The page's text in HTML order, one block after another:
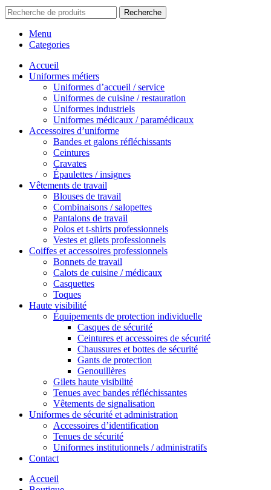
Recherche
Menu
Categories
Accueil
Uniformes métiers
Uniformes d’accueil / service
Uniformes de cuisine / restauration
Uniformes industriels
Uniformes médicaux / paramédicaux
Accessoires d’uniforme
Bandes et galons réfléchissants
Ceintures
Cravates
Épaulettes / insignes
Vêtements de travail
Blouses de travail
Combinaisons / salopettes
Pantalons de travail
Polos et t-shirts professionnels
Vestes et gilets professionnels
Coiffes et accessoires professionnels
Bonnets de travail
Calots de cuisine / médicaux
Casquettes
Toques
Haute visibilité
Équipements de protection individuelle
Casques de sécurité
Ceintures et accessoires de sécurité
Chaussures et bottes de sécurité
Gants de protection
Genouillères
Gilets haute visibilité
Tenues avec bandes réfléchissantes
Vêtements de signalisation
Uniformes de sécurité et administration
Accessoires d’identification
Tenues de sécurité
Uniformes institutionnels / administratifs
Contact
Accueil